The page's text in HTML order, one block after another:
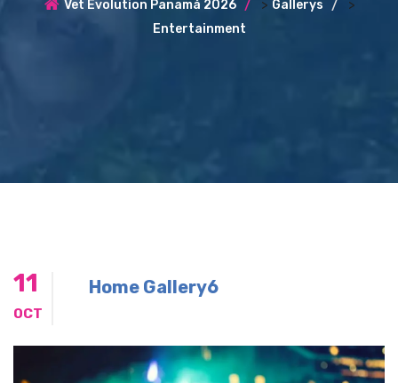
Vet Evolution Panamá 2026 > Gallerys >
Entertainment
11
OCT
Home Gallery6